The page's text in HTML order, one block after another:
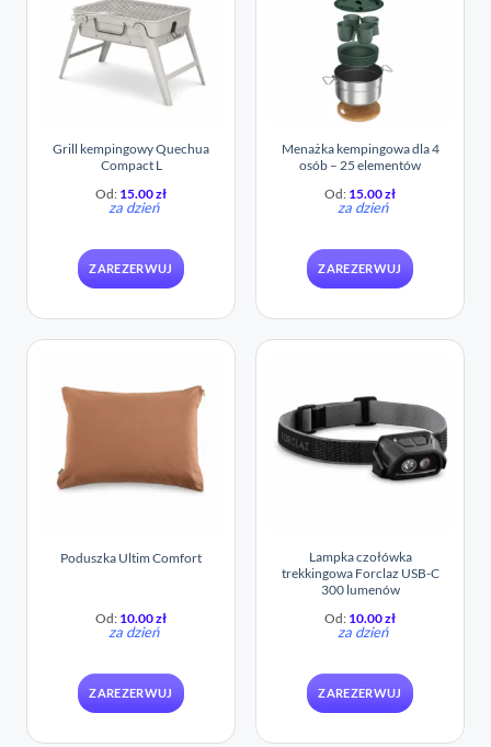
Grill kempingowy Quechua
Compact L
Od: 15.00zł
za dzień
ZAREZERWUJ
Menażka kempingowa dla 4
osób – 25 elementów
Od: 15.00zł
za dzień
ZAREZERWUJ
Poduszka Ultim Comfort
Od: 10.00zł
za dzień
ZAREZERWUJ
Lampka czołówka
trekkingowa Forclaz USB-C
300 lumenów
Od: 10.00zł
za dzień
ZAREZERWUJ